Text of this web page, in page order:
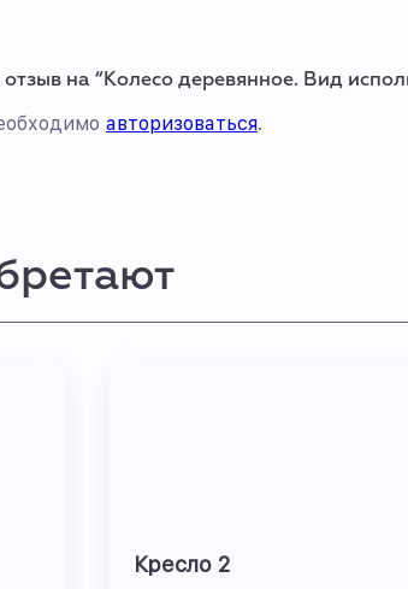
на “Колесо деревянное. Вид
авторизоваться.
Кресло 2